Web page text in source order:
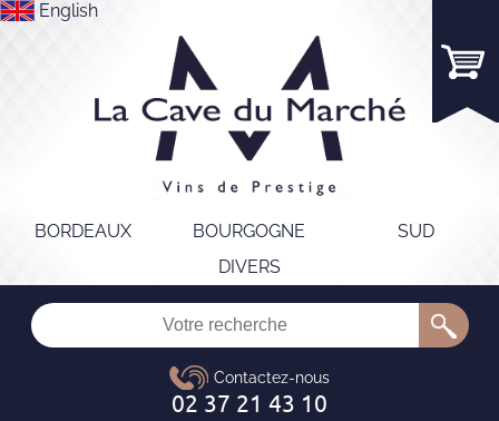
English
BORDEAUX BOURGOGNE
SUD
DIVERS